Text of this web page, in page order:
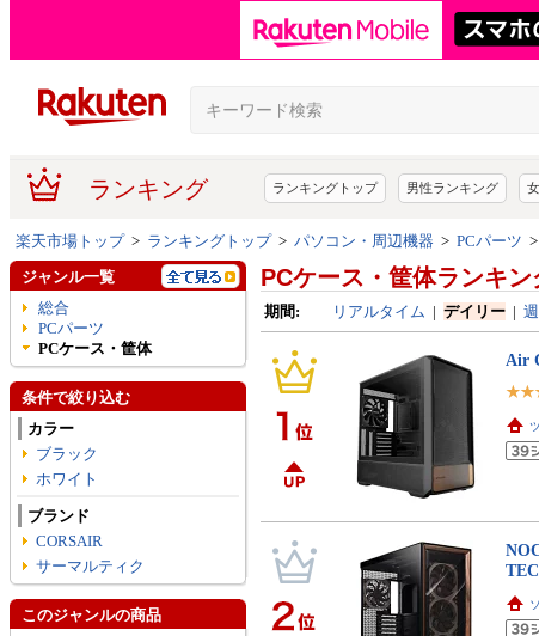
ランキング ランキングトップ 男性ランキング
楽天市場トップ> ランキングトップ> パソコン・周辺機器 > PCパーツ >
PCケース・筐体ランキン
期間: リアルタイム | デイリー|
Air
ジャンル一覧
総合
PCパーツ
PCケース・筐体
条件で絞り込む
カラー
ブラック
ホワイト
ブランド
CORSAIR
サーマルティク
このジャンルの商品